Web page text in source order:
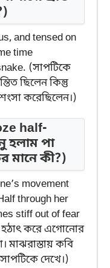
and tensed on
time
(সাপটিকে
ছিলেন কিন্তু
করেছিলেন।)
half-
হলাম পা
মানে কী?)
movement
through her
stiff out of fear
হঠাৎ করে এগোনোর
মাঝরাস্তায় কবি
দেখে।)